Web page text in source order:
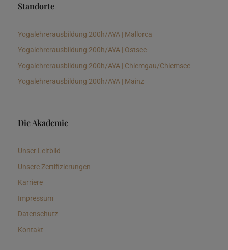
Standorte
Yogalehrerausbildung 200h/AYA | Mallorca
Yogalehrerausbildung 200h/AYA | Ostsee
Yogalehrerausbildung 200h/AYA | Chiemgau/Chiemsee
Yogalehrerausbildung 200h/AYA | Mainz
Die Akademie
Unser Leitbild
Unsere Zertifizierungen
Karriere
Impressum
Datenschutz
Kontakt